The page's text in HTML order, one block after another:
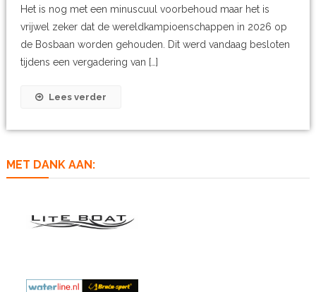
Het is nog met een minuscuul voorbehoud maar het is
vrijwel zeker dat de wereldkampioenschappen in 2026 op
de Bosbaan worden gehouden. Dit werd vandaag besloten
tijdens een vergadering van […]
Lees verder
MET DANK AAN: